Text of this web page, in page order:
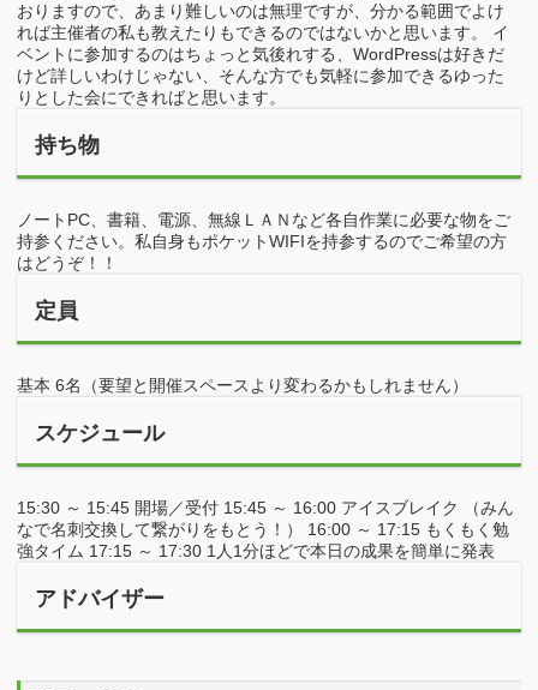
おりますので、あまり難しいのは無理ですが、分かる範囲でよけ
れば主催者の私も教えたりもできるのではないかと思います。 イ
ベントに参加するのはちょっと気後れする、WordPressは好きだ
けど詳しいわけじゃない、そんな方でも気軽に参加できるゆった
りとした会にできればと思います。
持ち物
ノートPC、書籍、電源、無線ＬＡＮなど各自作業に必要な物をご
持参ください。私自身もポケットWIFIを持参するのでご希望の方
はどうぞ！！
定員
基本 6名（要望と開催スペースより変わるかもしれません）
スケジュール
15:30 ～ 15:45 開場／受付 15:45 ～ 16:00 アイスブレイク （みん
なで名刺交換して繋がりをもとう！） 16:00 ～ 17:15 もくもく勉
強タイム 17:15 ～ 17:30 1人1分ほどで本日の成果を簡単に発表
アドバイザー